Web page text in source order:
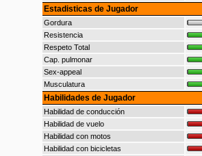
Estadisticas de Jugador
Gordura
Resistencia
Respeto Total
Cap. pulmonar
Sex-appeal
Musculatura
Habilidades de Jugador
Habilidad de conducción
Habilidad de vuelo
Habilidad con motos
Habilidad con bicicletas